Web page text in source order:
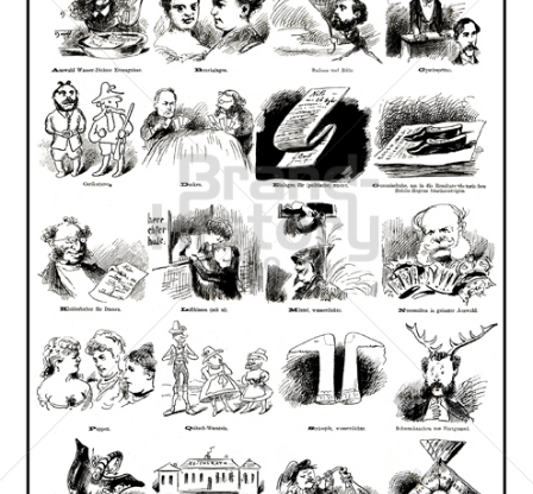
WALDEK WAGNER & BENDA, WIEN
WALDEK WAGNER & BENDA, WIEN
1871